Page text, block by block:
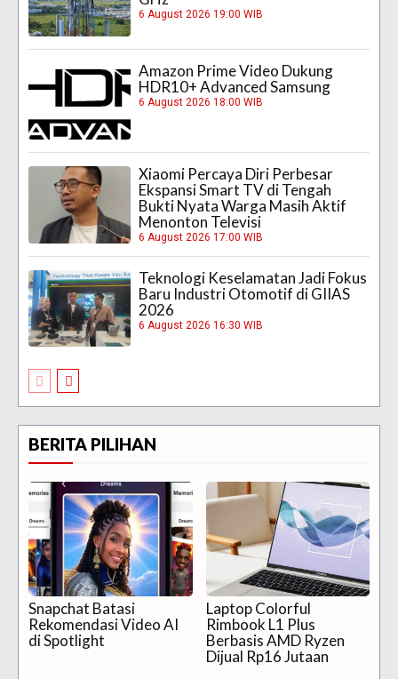
6 August 2026 19:00 WIB
Amazon Prime Video Dukung
HDR10+ Advanced Samsung
6 August 2026 18:00 WIB
Xiaomi Percaya Diri Perbesar
Ekspansi Smart TV di Tengah
Bukti Nyata Warga Masih Aktif
Menonton Televisi
6 August 2026 17:00 WIB
Teknologi Keselamatan Jadi Fokus
Baru Industri Otomotif di GIIAS
2026
6 August 2026 16:30 WIB
BERITA PILIHAN
Snapchat Batasi
Rekomendasi Video AI
di Spotlight
Laptop Colorful
Rimbook L1 Plus
Berbasis AMD Ryzen
Dijual Rp16 Jutaan